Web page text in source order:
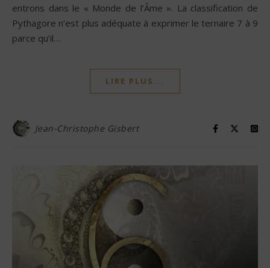
entrons dans le « Monde de l’Âme ». La classification de
Pythagore n’est plus adéquate à exprimer le ternaire 7 à 9
parce qu’il…
LIRE PLUS...
Jean-Christophe Gisbert